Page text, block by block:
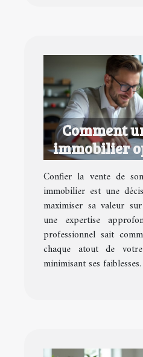
Comment
immobilier
la valeur
Confier la vente de
immobilier est une
maximiser sa valeur
une expertise
professionnel sait
chaque atout de
minimisant ses